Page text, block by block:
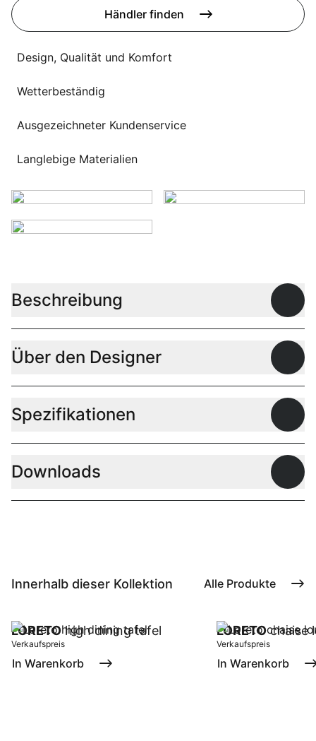
Uber uns
Händler finden
Design, Qualität und Komfort
Wetterbeständig
Ausgezeichneter Kundenservice
Langlebige Materialien
Beschreibung
Über den Designer
Spezifikationen
Downloads
Innerhalb dieser Kollektion Alle Produkte
LORETOhigh dining tafel
Verkaufspreis
In Warenkorb
LORETOchaise
Verkaufspreis
In Warenkorb